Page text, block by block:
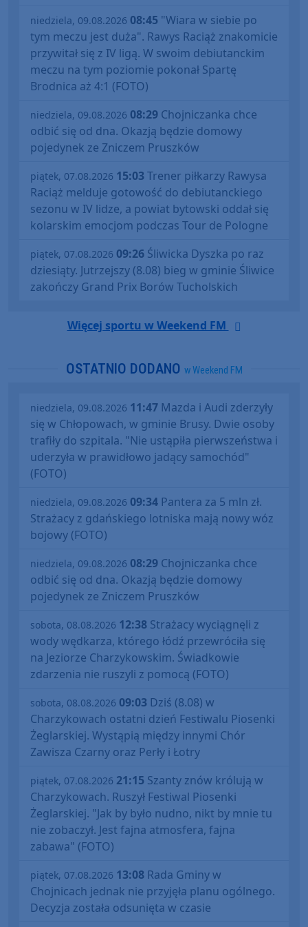
niedziela, 09.08.2026 08:45 "Wiara w siebie po
tym meczu jest duża". Rawys Raciąż znakomicie
przywitał się z IV ligą. W swoim debiutanckim
meczu na tym poziomie pokonał Spartę
Brodnica aż 4:1 (FOTO)
niedziela, 09.08.2026 08:29 Chojniczanka chce
odbić się od dna. Okazją będzie domowy
pojedynek ze Zniczem Pruszków
piątek, 07.08.2026 15:03Trener piłkarzy Rawysa
Raciąż melduje gotowość do debiutanckiego
sezonu w IV lidze, a powiat bytowski oddał się
kolarskim emocjom podczas Tour de Pologne
piątek, 07.08.2026 09:26 Śliwicka Dyszka po raz
dziesiąty. Jutrzejszy (8.08) bieg w gminie Śliwice
zakończy Grand Prix Borów Tucholskich
Więcej sportu w Weekend FM
OSTATNIO DODANO w Weekend FM
niedziela, 09.08.2026 11:47 Mazda i Audi zderzyły
się w Chłopowach, w gminie Brusy. Dwie osoby
trafiły do szpitala. "Nie ustąpiła pierwszeństwa i
uderzyła w prawidłowo jadący samochód"
(FOTO)
niedziela, 09.08.2026 09:34 Pantera za 5 mln zł.
Strażacy z gdańskiego lotniska mają nowy wóz
bojowy (FOTO)
niedziela, 09.08.2026 08:29 Chojniczanka chce
odbić się od dna. Okazją będzie domowy
pojedynek ze Zniczem Pruszków
sobota, 08.08.2026 12:38 Strażacy wyciągnęli z
wody wędkarza, którego łódź przewróciła się
na Jeziorze Charzykowskim. Świadkowie
zdarzenia nie ruszyli z pomocą (FOTO)
sobota, 08.08.2026 09:03 Dziś (8.08) w
Charzykowach ostatni dzień Festiwalu Piosenki
Żeglarskiej. Wystąpią między innymi Chór
Zawisza Czarny oraz Perły i Łotry
piątek, 07.08.2026 21:15 Szanty znów królują w
Charzykowach. Ruszył Festiwal Piosenki
Żeglarskiej. "Jak by było nudno, nikt by mnie tu
nie zobaczył. Jest fajna atmosfera, fajna
zabawa" (FOTO)
piątek, 07.08.2026 13:08 Rada Gminy w
Chojnicach jednak nie przyjęła planu ogólnego.
Decyzja została odsunięta w czasie